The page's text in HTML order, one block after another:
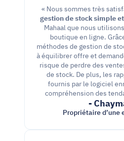
« Nous sommes très
gestion de stock simple
Mahaal que nous
boutique en ligne.
méthodes de gestion de
à équilibrer offre et
risque de perdre des
de stock. De plus, les
fournis par le logiciel
compréhension des
-
Propriétaire d’une